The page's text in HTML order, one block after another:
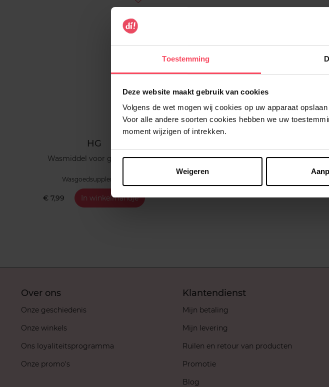
Toestemming
Deze website maakt gebruik van cookies
Volgens de wet mogen wij cookies op uw apparaat
Voor alle andere soorten cookies hebben we uw
moment wijzigen of intrekken.
Weigeren
HG
Wasmiddel voor gordijnen
Wasgoedsupplement
€ 7,99 In winkelmandje
Over ons
Onze geschiedenis
Onze winkels
Ons loyaliteitsprogramma
Onze promo's
Klantendienst
Mijn betaling
Mijn levering
Ruilen en retour van producten
Promotie
Blog